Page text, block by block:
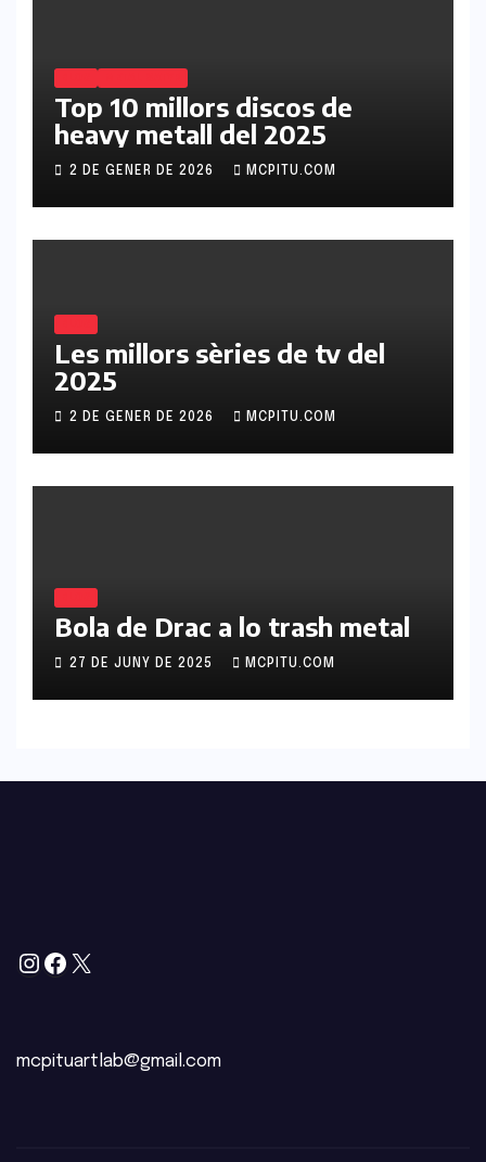
Top 10 millors discos de
heavy metall del 2025
2 DE GENER DE 2026 MCPITU.COM
Les millors sèries de tv del
2025
2 DE GENER DE 2026 MCPITU.COM
Bola de Drac a lo trash metal
27 DE JUNY DE 2025 MCPITU.COM
mcpituartlab@gmail.com